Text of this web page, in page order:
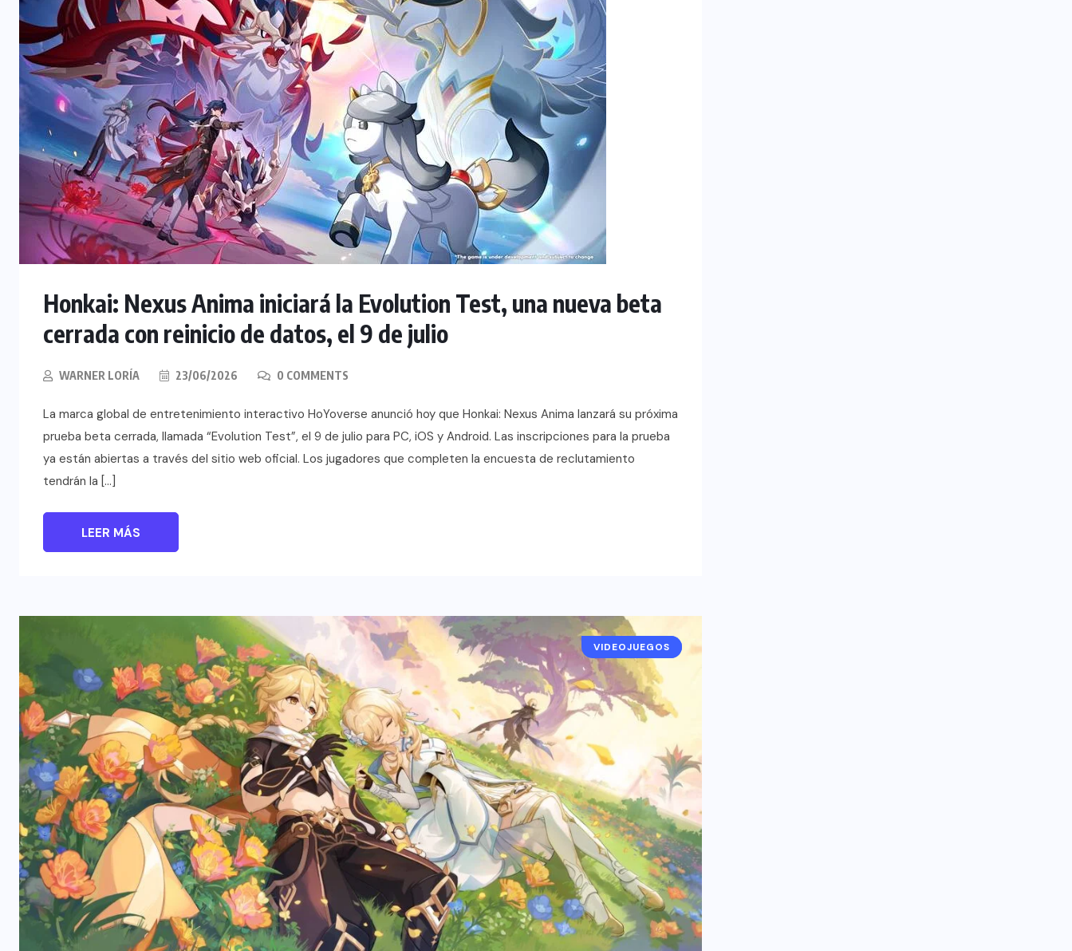
Honkai: Nexus Anima iniciará la Evolution Test, una nueva beta
cerrada con reinicio de datos, el 9 de julio
WARNER LORÍA 23/06/2026 0 COMMENTS
La marca global de entretenimiento interactivo HoYoverse anunció hoy que Honkai: Nexus Anima lanzará su próxima
prueba beta cerrada, llamada “Evolution Test”, el 9 de julio para PC, iOS y Android. Las inscripciones para la prueba
ya están abiertas a través del sitio web oficial. Los jugadores que completen la encuesta de reclutamiento
tendrán la […]
LEER MÁS
NOTICIAS
VIDEOJUEGOS